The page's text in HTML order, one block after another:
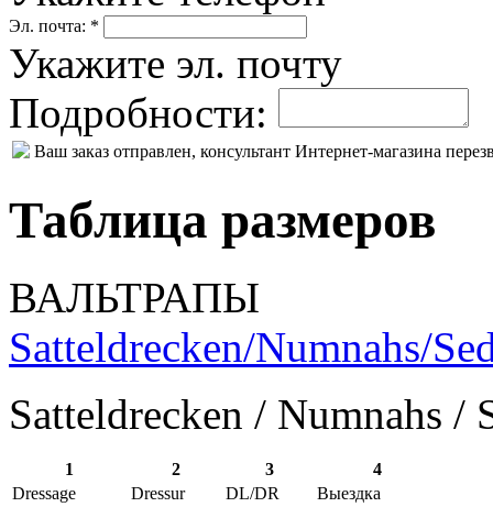
Эл. почта: *
Укажите эл. почту
Подробности:
Ваш заказ отправлен, консультант Интернет-магазина
Таблица размеров
ВАЛЬТРАПЫ
Satteldrecken/Numnahs/
Satteldrecken / Numnahs /
1 2 3
4
Dressage
Dressur DL/DR
Выездка